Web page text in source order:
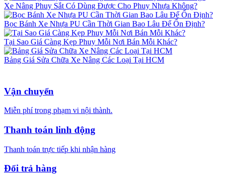
Xe Nâng Phuy Sắt Có Dùng Được Cho Phuy Nhựa Không?
Bọc Bánh Xe Nhựa PU Cần Thời Gian Bao Lâu Để Ổn Định?
Tại Sao Giá Càng Kẹp Phuy Mỗi Nơi Bán Mỗi Khác?
Bảng Giá Sửa Chữa Xe Nâng Các Loại Tại HCM
Vận chuyển
Miễn phí trong phạm vi nội thành.
Thanh toán linh động
Thanh toán trực tiếp khi nhận hàng
Đổi trả hàng